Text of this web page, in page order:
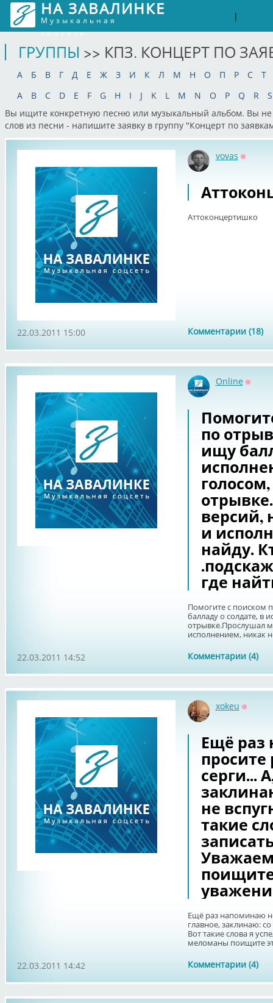
НА ЗАВАЛИНКЕ
Музыкальная
соцсеть
|
ГРУППЫ >> КПЗ. КОНЦЕРТ ПО
А Б В Г Д Е Ж З И К Л М Н О П Р С
Т
A
B C D E F G H I J K L M N O P Q R
S
Вы ищите конкретную песню или музыкальный альбом. Вы не
слов из песни - напишите заявку в группу "Концерт по
vovas
Аттоконцертишко
Комментарии (18)
22.03.2011 15:00
Online
по
ищу
версий,
и
найду.
где
Помогите с поиском
балладу о солдате, в
отрывке.Прослушал
исполнением, никак
Комментарии (4)
22.03.2011 14:52
xokeu
Ещё раз
просите
серги...
не
такие
Ещё раз напоминаю
главное, заклинаю:
Вот такие слова я
меломаны поищите
Комментарии (4)
22.03.2011 14:42